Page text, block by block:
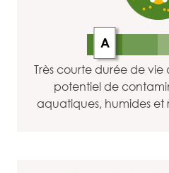
A
Très courte durée de vie
potentiel de
aquatiques, humides et